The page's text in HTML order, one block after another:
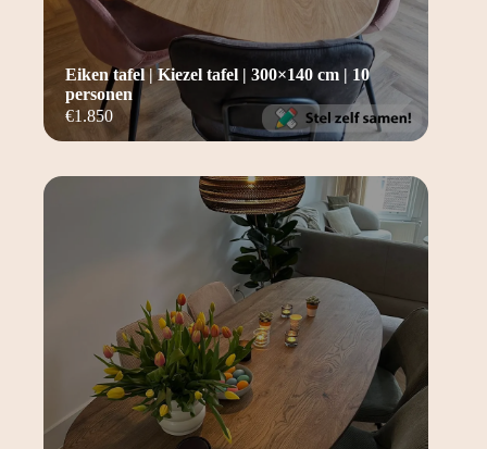
€1.850
Eiken tafel | Kiezel tafel | 300×140 cm | 10
personen